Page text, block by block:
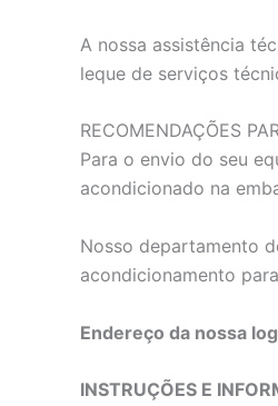
A nossa assistência
leque de serviços
RECOMENDAÇÕES
Para o envio do seu
acondicionado na
Nosso departamento
acondicionamento
Endereço da nossa
INSTRUÇÕES E